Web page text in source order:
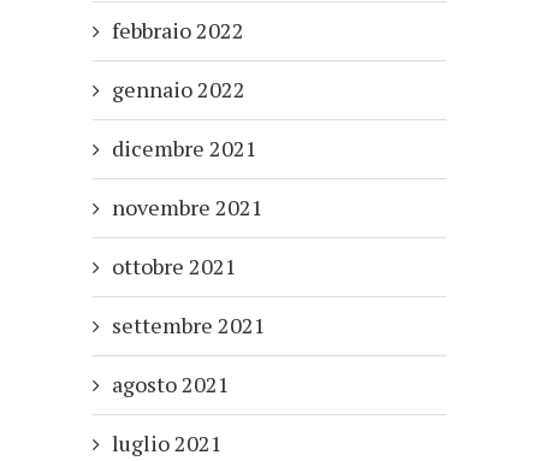
febbraio 2022
gennaio 2022
dicembre 2021
novembre 2021
ottobre 2021
settembre 2021
agosto 2021
luglio 2021